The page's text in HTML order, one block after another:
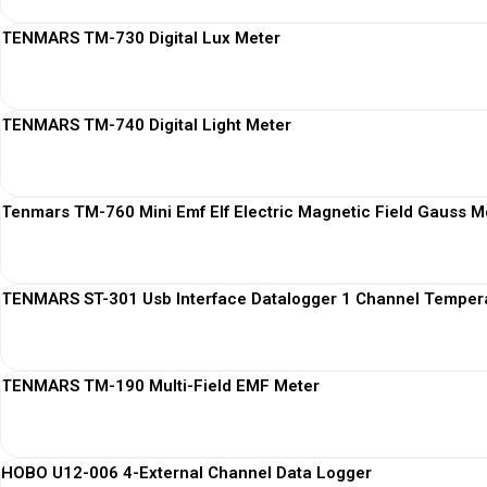
TENMARS TM-730 Digital Lux Meter
TENMARS TM-740 Digital Light Meter
Tenmars TM-760 Mini Emf Elf Electric Magnetic Field Gauss
TENMARS ST-301 Usb Interface Datalogger 1 Channel
TENMARS TM-190 Multi-Field EMF Meter
HOBO U12-006 4-External Channel Data Logger